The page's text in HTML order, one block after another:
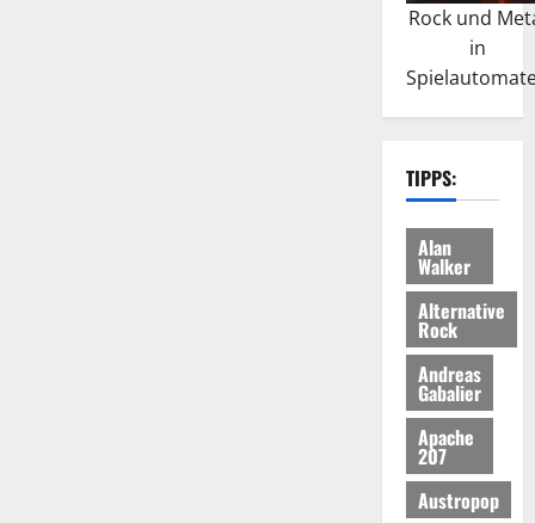
Rock und
in
TIPPS:
Alan
Walker
Alternative
Rock
Andreas
Gabalier
Apache
207
Austropop